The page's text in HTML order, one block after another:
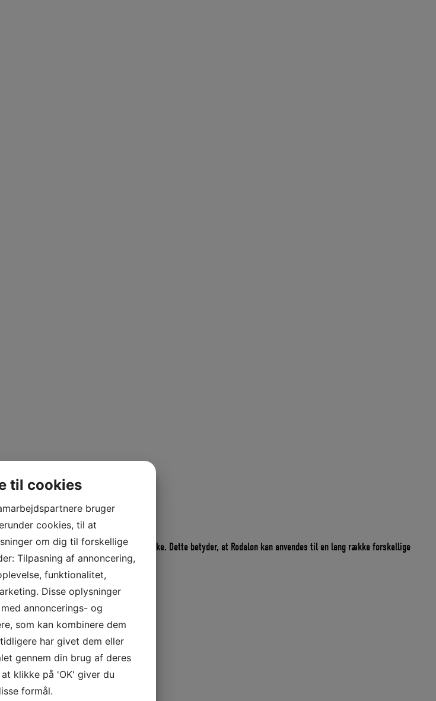
og dårlig lugt. Rodalon bleger ikke. Dette betyder, at Rodalon kan anvendes til en lang række forskellige
til cookies
bruger
cookies, til at
om dig til forskellige
Tilpasning af annoncering,
funktionalitet,
Disse oplysninger
annoncerings- og
som kan kombinere dem
har givet dem eller
gennem din brug af deres
klikke på 'OK' giver du
formål.